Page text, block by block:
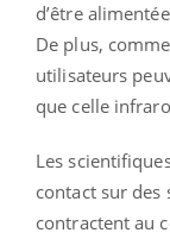
d’être
De plus,
utilisateurs
que celle
Les
contact sur des
contractent au